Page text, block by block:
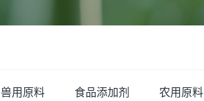
兽用原料 食品添加剂 农用原料